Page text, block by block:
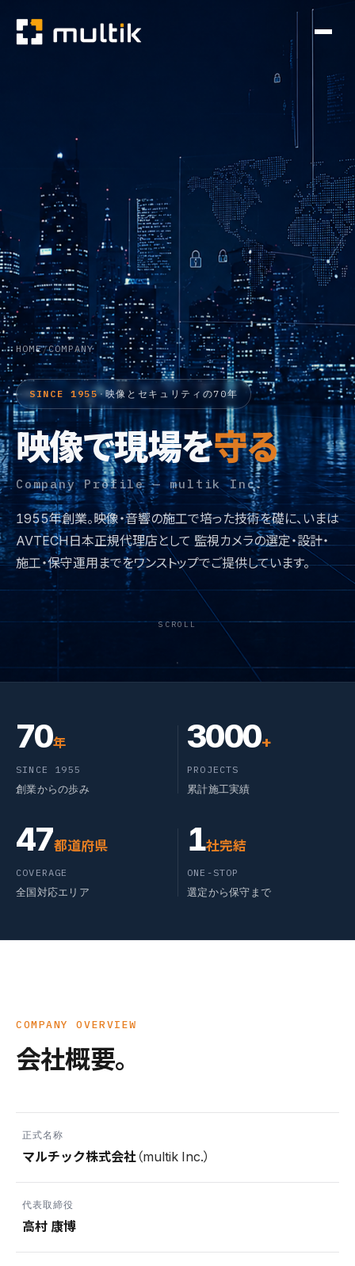
HOME/COMPANY
SINCE 1955·映像とセキュリティの70年
映像で現場を守る
Company Profile — multik Inc.
1955年創業。映像・音響の施工で培った技術を礎に、いまは
AVTECH日本正規代理店として 監視カメラの選定・設計・
施工・保守運用までをワンストップでご提供しています。
SCROLL
70年
SINCE 1955
創業からの歩み
3000+
PROJECTS
累計施工実績
47都道府県
COVERAGE
全国対応エリア
1社完結
ONE-STOP
選定から保守まで
COMPANY OVERVIEW
会社概要。
正式名称
マルチック株式会社 （multik Inc.）
代表取締役
高村 康博